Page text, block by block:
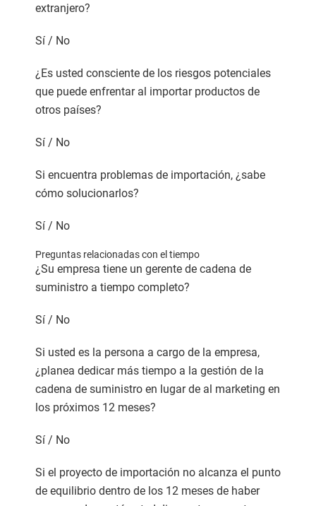
extranjero?
Sí / No
¿Es usted consciente de los riesgos potenciales
que puede enfrentar al importar productos de
otros países?
Sí / No
Si encuentra problemas de importación, ¿sabe
cómo solucionarlos?
Sí / No
Preguntas relacionadas con el tiempo
¿Su empresa tiene un gerente de cadena de
suministro a tiempo completo?
Sí / No
Si usted es la persona a cargo de la empresa,
¿planea dedicar más tiempo a la gestión de la
cadena de suministro en lugar de al marketing en
los próximos 12 meses?
Sí / No
Si el proyecto de importación no alcanza el punto
de equilibrio dentro de los 12 meses de haber